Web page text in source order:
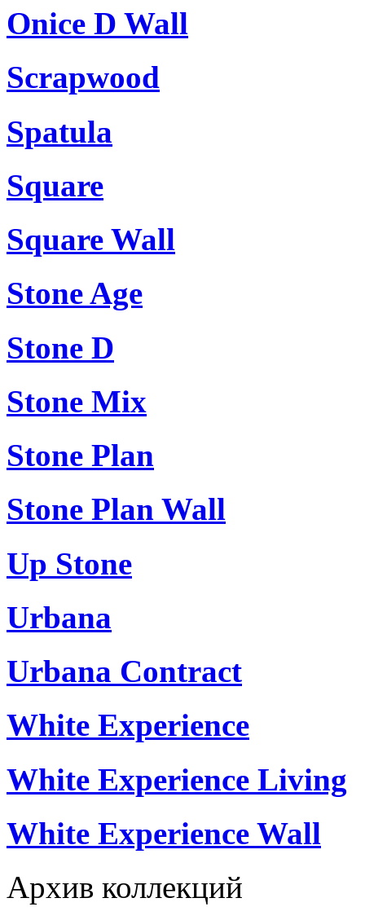
Onice D Wall
Scrapwood
Spatula
Square
Square Wall
Stone Age
Stone D
Stone Mix
Stone Plan
Stone Plan Wall
Up Stone
Urbana
Urbana Contract
White Experience
White Experience Living
White Experience Wall
Архив коллекций